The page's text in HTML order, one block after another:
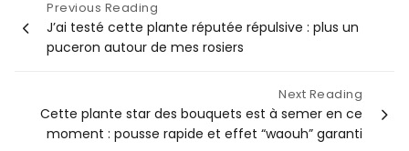
Navigation
de
l’article
Previous Reading
J’ai testé cette plante réputée répulsive : plus un
puceron autour de mes rosiers
Next Reading
Cette plante star des bouquets est à semer en ce
moment : pousse rapide et effet “waouh” garanti